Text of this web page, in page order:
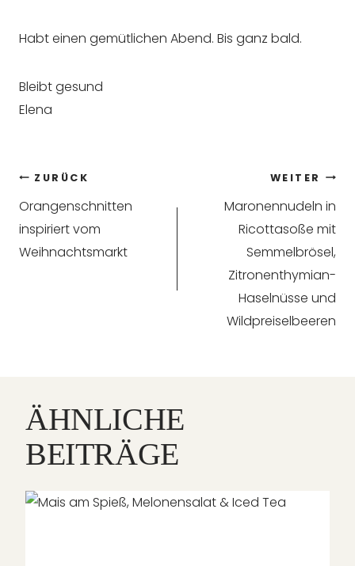
Habt einen gemütlichen Abend. Bis ganz bald.
Bleibt gesund
Elena
Beitragsnavigation
ZURÜCK
Orangenschnitten
inspiriert vom
Weihnachtsmarkt
WEITER
Maronennudeln in
Ricottasoße mit
Semmelbrösel,
Zitronenthymian-
Haselnüsse und
Wildpreiselbeeren
ÄHNLICHE
BEITRÄGE